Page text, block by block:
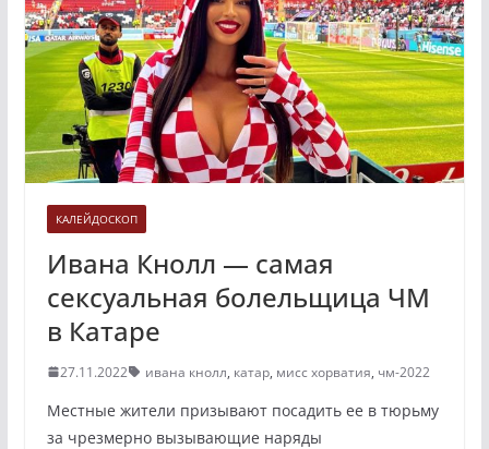
КАЛЕЙДОСКОП
Ивана Кнолл — самая
сексуальная болельщица ЧМ
в Катаре
27.11.2022 ивана кнолл, катар, мисс хорватия, чм-2022
Местные жители призывают посадить ее в тюрьму
за чрезмерно вызывающие наряды